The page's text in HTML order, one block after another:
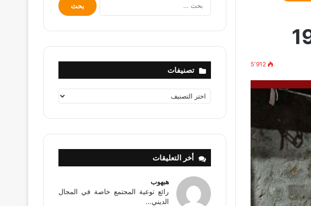
5٬912
عن:
تصنيفات
تصنيفات
أخر التعليقات
هبهوب
رائع توعية المجتمع خاصة في المجال
الديني...